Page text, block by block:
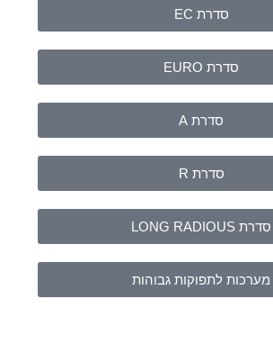
סדרת EC
סדרת EURO
סדרת A
סדרת R
סדרת LONG RADIOUS
מערכות לתפוקות גבוהות